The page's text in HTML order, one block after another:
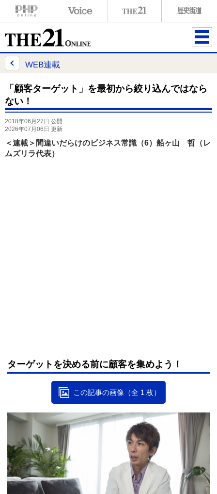
ME
WEB連載
「顧客ターゲット」を最初から絞り込んではなら
ない！
2018年06月27日 公開
2026年07月06日 更新
＜連載＞間違いだらけのビジネス常識（6）船ヶ山 哲（レ
ムズリラ代表）
ターゲットを決める前に顧客を集めよう！
この記事の画像（全 1 枚）